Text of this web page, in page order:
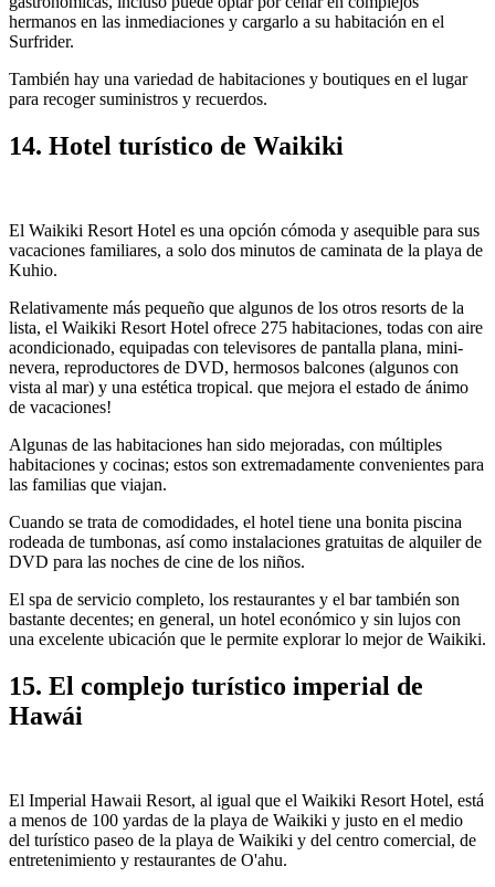
hermanos en las inmediaciones y cargarlo a su habitación en el
Surfrider.
También hay una variedad de habitaciones y boutiques en el lugar
para recoger suministros y recuerdos.
14. Hotel turístico de Waikiki
El Waikiki Resort Hotel es una opción cómoda y asequible para sus
vacaciones familiares, a solo dos minutos de caminata de la playa de
Kuhio.
Relativamente más pequeño que algunos de los otros resorts de la
lista, el Waikiki Resort Hotel ofrece 275 habitaciones, todas con aire
acondicionado, equipadas con televisores de pantalla plana, mini-
nevera, reproductores de DVD, hermosos balcones (algunos con
vista al mar) y una estética tropical. que mejora el estado de ánimo
de vacaciones!
Algunas de las habitaciones han sido mejoradas, con múltiples
habitaciones y cocinas; estos son extremadamente convenientes para
las familias que viajan.
Cuando se trata de comodidades, el hotel tiene una bonita piscina
rodeada de tumbonas, así como instalaciones gratuitas de alquiler de
DVD para las noches de cine de los niños.
El spa de servicio completo, los restaurantes y el bar también son
bastante decentes; en general, un hotel económico y sin lujos con
una excelente ubicación que le permite explorar lo mejor de Waikiki.
15. El complejo turístico imperial de
Hawái
El Imperial Hawaii Resort, al igual que el Waikiki Resort Hotel, está
a menos de 100 yardas de la playa de Waikiki y justo en el medio
del turístico paseo de la playa de Waikiki y del centro comercial, de
entretenimiento y restaurantes de O'ahu.